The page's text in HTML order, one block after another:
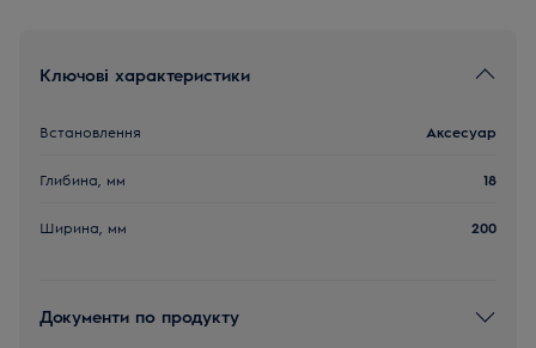
Ключові характеристики
Встановлення Аксесуар
Глибина, мм 18
Ширина, мм 200
Документи по продукту